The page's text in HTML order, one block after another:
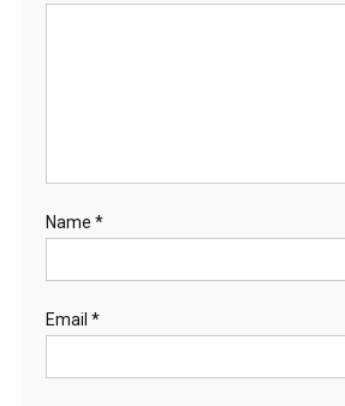
Name *
Email *